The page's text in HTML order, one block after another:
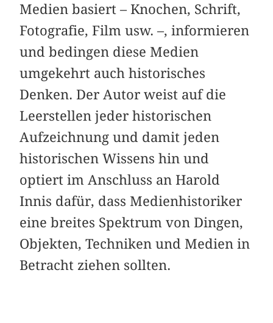
Medien basiert – Knochen, Schrift,
Fotografie, Film usw. –, informieren
und bedingen diese Medien
umgekehrt auch historisches
Denken. Der Autor weist auf die
Leerstellen jeder historischen
Aufzeichnung und damit jeden
historischen Wissens hin und
optiert im Anschluss an Harold
Innis dafür, dass Medienhistoriker
eine breites Spektrum von Dingen,
Objekten, Techniken und Medien in
Betracht ziehen sollten.